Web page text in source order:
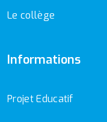
Le collège
Informations
Projet Educatif